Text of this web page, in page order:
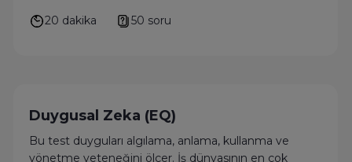
20 dakika
50 soru
Duygusal Zeka (EQ)
Bu test duyguları algılama, anlama, kullanma ve
yönetme yeteneğini ölçer. İş dünyasının en çok